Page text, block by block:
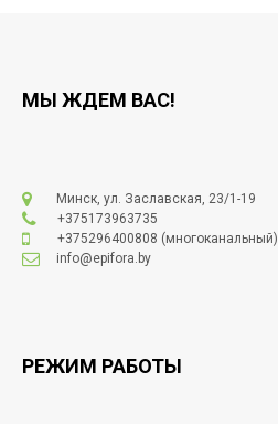
МЫ ЖДЕМ ВАС!
Минск, ул. Заславская, 23/1-19
+375173963735
+375296400808 (многоканальный)
info@epifora.by
РЕЖИМ РАБОТЫ